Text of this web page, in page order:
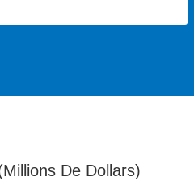
De Dollars)